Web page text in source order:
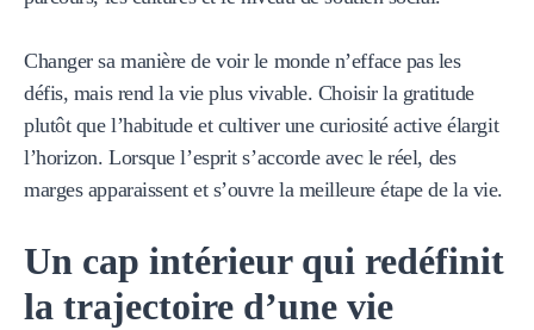
Changer sa manière de voir le monde n’efface pas les
défis, mais rend la vie plus vivable. Choisir la gratitude
plutôt que l’habitude et cultiver une curiosité active élargit
l’horizon. Lorsque l’esprit s’accorde avec le réel, des
marges apparaissent et s’ouvre la meilleure étape de la vie.
Un cap intérieur qui redéfinit
la trajectoire d’une vie